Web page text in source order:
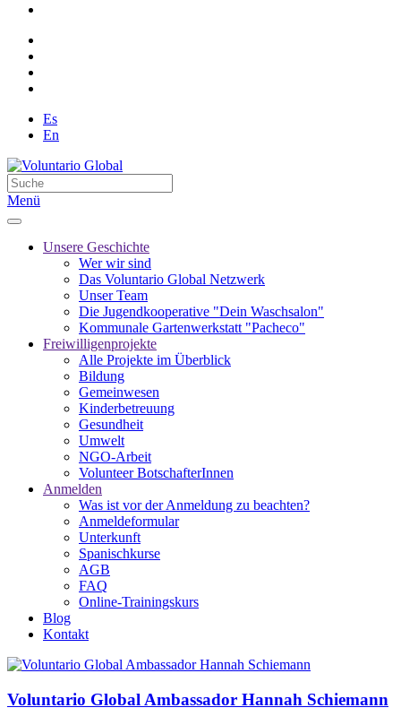
Es
En
Menü
Unsere Geschichte
Wer wir sind
Das Voluntario Global Netzwerk
Unser Team
Die Jugendkooperative "Dein Waschsalon"
Kommunale Gartenwerkstatt "Pacheco"
Freiwilligenprojekte
Alle Projekte im Überblick
Bildung
Gemeinwesen
Kinderbetreuung
Gesundheit
Umwelt
NGO-Arbeit
Volunteer BotschafterInnen
Anmelden
Was ist vor der Anmeldung zu beachten?
Anmeldeformular
Unterkunft
Spanischkurse
AGB
FAQ
Online-Trainingskurs
Blog
Kontakt
Voluntario Global Ambassador Hannah Schiemann